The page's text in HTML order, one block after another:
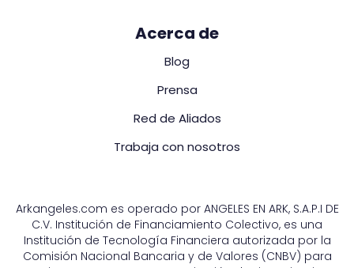
Acerca de
Blog
Prensa
Red de Aliados
Trabaja con nosotros
Arkangeles.com es operado por ANGELES EN ARK, S.A.P.I DE
C.V. Institución de Financiamiento Colectivo, es una
Institución de Tecnología Financiera autorizada por la
Comisión Nacional Bancaria y de Valores (CNBV) para